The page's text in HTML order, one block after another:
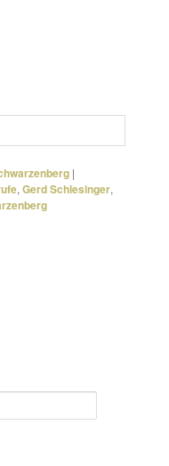
|
,Gerd Schlesinger,